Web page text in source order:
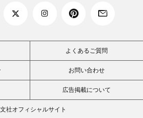
よくあるご質問
お問い合わせ
広告掲載について
社オフィシャルサイト